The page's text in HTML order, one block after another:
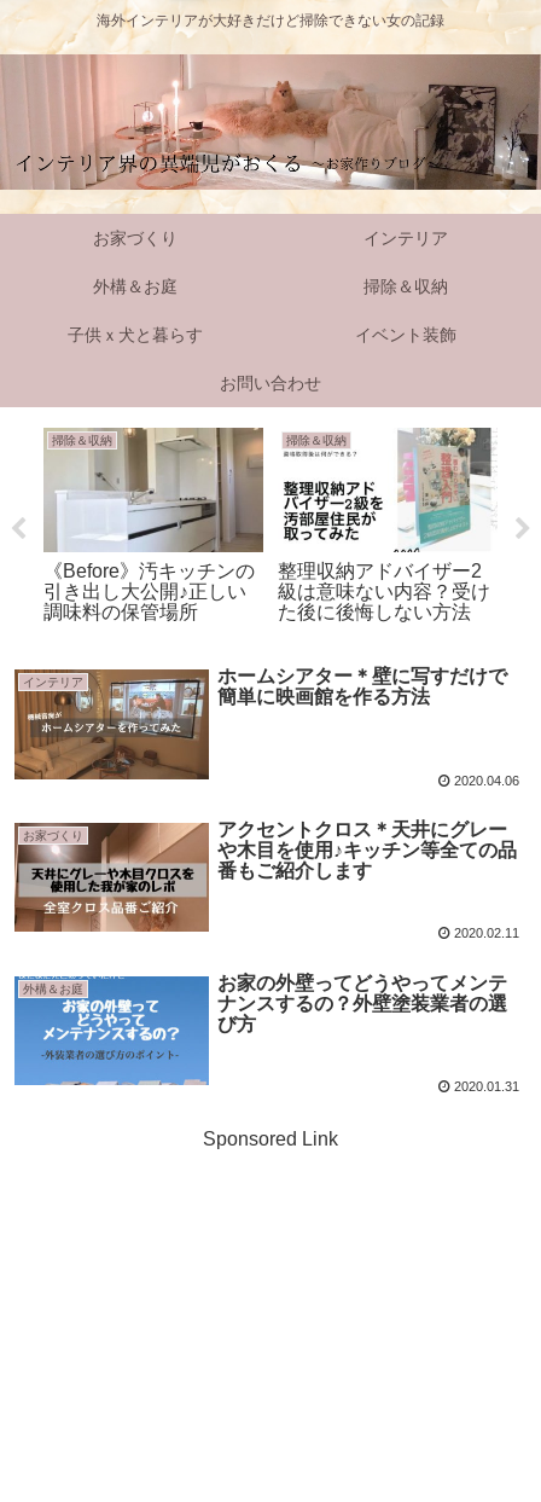
海外インテリアが大好きだけど掃除できない女の記録
お家づくり インテリア
外構＆お庭 掃除＆収納
子供ｘ犬と暮らす イベント装飾
お問い合わせ
掃除＆収納
《Before》汚キッチンの
引き出し大公開♪正しい
調味料の保管場所
掃除＆収納
整理収納アドバイザー2
級は意味ない内容？受け
た後に後悔しない方法
インテリア
ホームシアター＊壁に写すだけで
簡単に映画館を作る方法
2020.04.06
お家づくり
アクセントクロス＊天井にグレー
や木目を使用♪キッチン等全ての品
番もご紹介します
2020.02.11
外構＆お庭
お家の外壁ってどうやってメンテ
ナンスするの？外壁塗装業者の選
び方
2020.01.31
Sponsored Link